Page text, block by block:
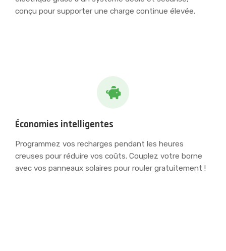
conçu pour supporter une charge continue élevée.
Économies intelligentes
Programmez vos recharges pendant les heures
creuses pour réduire vos coûts. Couplez votre borne
avec vos panneaux solaires pour rouler gratuitement !